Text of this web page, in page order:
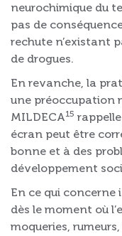
neurochimique du
pas de
rechute n’existant
de drogues.
En revanche, la
une préoccupation
MILDECA15
écran peut être
bonne et à des
développement
En ce qui
dès le moment où
moqueries,